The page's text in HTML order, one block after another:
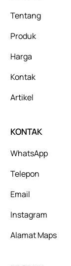
Tentang
Produk
Harga
Kontak
Artikel
KONTAK
WhatsApp
Telepon
Email
Instagram
Alamat Maps